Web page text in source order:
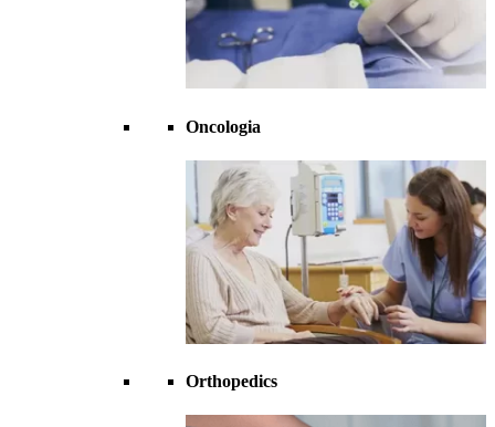
Oncologia
Orthopedics